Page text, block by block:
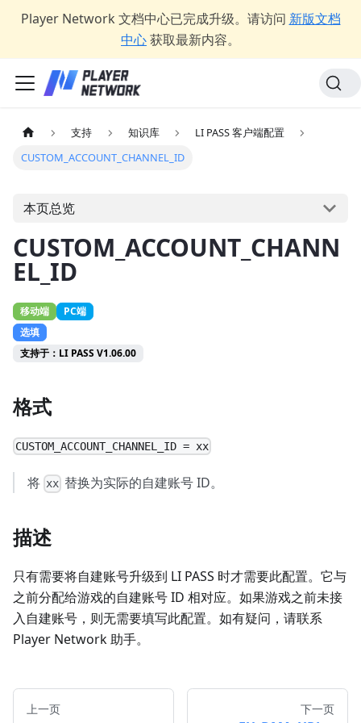
Player Network 文档中心已完成升级。请访问 新版文档
中心获取最新内容。
支持 知识库
LI PASS 客户端配置
CUSTOM_ACCOUNT_CHANNEL_ID
本页总览
CUSTOM_ACCOUNT_CHANN
EL_ID
移动端
PC端
选填
支持于：LI PASS V1.06.00
格式
CUSTOM_ACCOUNT_CHANNEL_ID = xx
将 xx 替换为实际的自建账号 ID。
描述
只有需要将自建账号升级到 LI PASS 时才需要此配置。它与
之前分配给游戏的自建账号 ID 相对应。如果游戏之前未接
入自建账号，则无需要填写此配置。如有疑问，请联系
Player Network 助手。
上一页 下一页